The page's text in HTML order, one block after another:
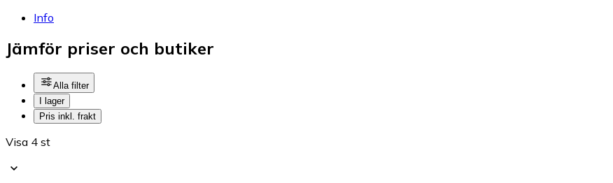
Info
Jämför priser och butiker
Alla filter
I lager
Pris inkl. frakt
Visa 4 st